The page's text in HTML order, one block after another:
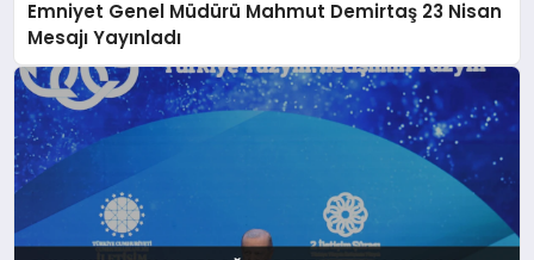
Emniyet Genel Müdürü Mahmut Demirtaş 23 Nisan
Mesajı Yayınladı